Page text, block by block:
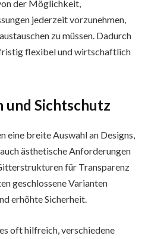
der Möglichkeit,
jederzeit vorzunehmen,
zu müssen. Dadurch
flexibel und wirtschaftlich
und Sichtschutz
eine breite Auswahl an Designs,
ästhetische Anforderungen
für Transparenz
geschlossene Varianten
erhöhte Sicherheit.
oft hilfreich, verschiedene